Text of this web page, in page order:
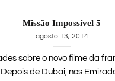
Missão Impossível 5
agosto 13, 2014
sobre o novo filme da
Depois de Dubai, nos